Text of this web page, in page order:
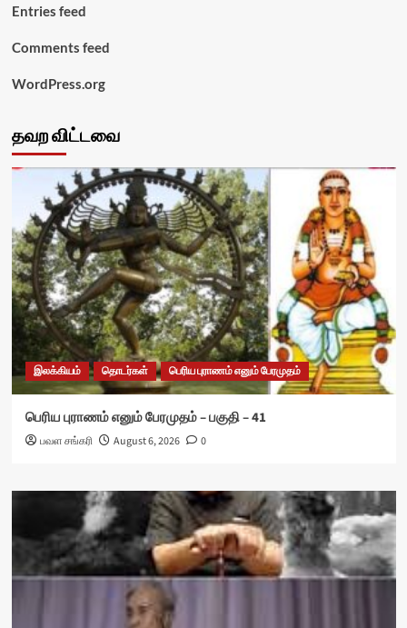
Entries feed
Comments feed
WordPress.org
தவற விட்டவை
இலக்கியம் தொடர்கள் பெரிய புராணம் எனும் பேரமுதம்
பெரிய புராணம் எனும் பேரமுதம் – பகுதி – 41
பவள சங்கரி August 6, 2026 0